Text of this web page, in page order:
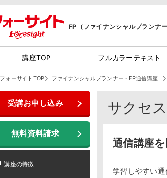
FP（ファイナンシャルプランナ
講座TOP フルカラーテキスト
フォーサイトTOP ファイナンシャルプランナー・FP通信講座
サクセ
通信講座
学習しやすい
受講お申し込み
無料資料請求
講座の特徴